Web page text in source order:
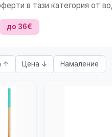
в тази категория от
до 36€
↑ Цена ↓ Намаление